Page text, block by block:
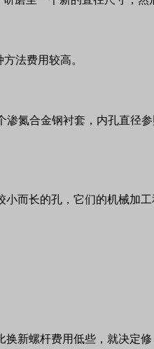
法费用较高。
渗氮合金钢衬套，内孔直径
而长的孔，它们的机械加
新螺杆费用低些，就决定